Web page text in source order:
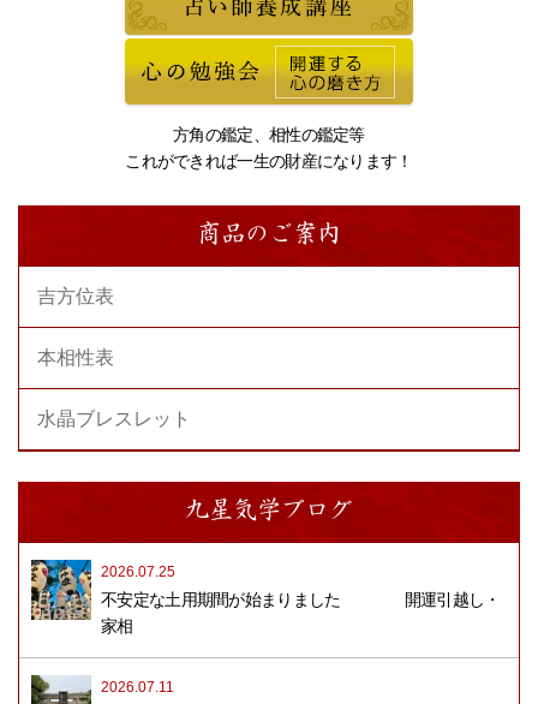
方角の鑑定、相性の鑑定等
これができれば一生の財産になります！
商品のご案内
吉方位表
本相性表
水晶ブレスレット
九星気学ブログ
2026.07.25
不安定な土用期間が始まりました 開運引越し・
家相
2026.07.11